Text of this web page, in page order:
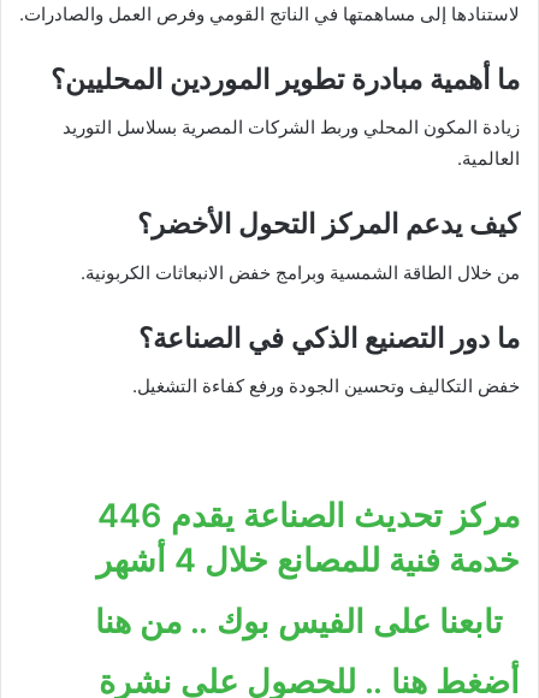
لاستنادها إلى مساهمتها في الناتج القومي وفرص العمل والصادرات.
ما أهمية مبادرة تطوير الموردين المحليين؟
زيادة المكون المحلي وربط الشركات المصرية بسلاسل التوريد
العالمية.
كيف يدعم المركز التحول الأخضر؟
من خلال الطاقة الشمسية وبرامج خفض الانبعاثات الكربونية.
ما دور التصنيع الذكي في الصناعة؟
خفض التكاليف وتحسين الجودة ورفع كفاءة التشغيل.
مركز تحديث الصناعة يقدم 446
خدمة فنية للمصانع خلال 4 أشهر
تابعنا على الفيس بوك .. من هنا
أضغط هنا .. للحصول على نشرة